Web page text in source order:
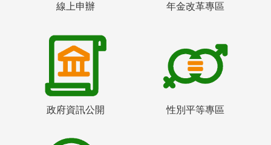
線上申辦 年金改革專區
政府資訊公開 性別平等專區